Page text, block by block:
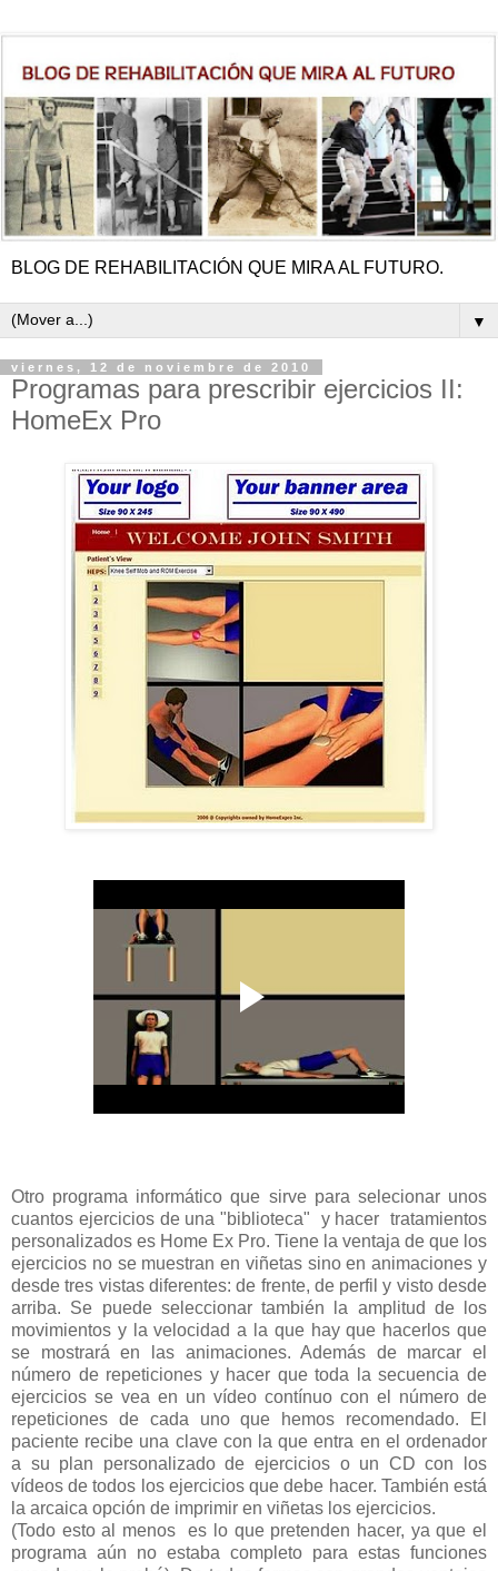
BLOG DE REHABILITACIÓN QUE MIRA AL FUTURO.
▼
viernes, 12 de noviembre de 2010
Programas para prescribir ejercicios II:
HomeEx Pro
Otro programa informático que sirve para selecionar unos
cuantos ejercicios de una "biblioteca" y hacer tratamientos
personalizados es Home Ex Pro. Tiene la ventaja de que los
ejercicios no se muestran en viñetas sino en animaciones y
desde tres vistas diferentes: de frente, de perfil y visto desde
arriba. Se puede seleccionar también la amplitud de los
movimientos y la velocidad a la que hay que hacerlos que
se mostrará en las animaciones. Además de marcar el
número de repeticiones y hacer que toda la secuencia de
ejercicios se vea en un vídeo contínuo con el número de
repeticiones de cada uno que hemos recomendado. El
paciente recibe una clave con la que entra en el ordenador
a su plan personalizado de ejercicios o un CD con los
vídeos de todos los ejercicios que debe hacer. También está
la arcaica opción de imprimir en viñetas los ejercicios.
(Todo esto al menos es lo que pretenden hacer, ya que el
programa aún no estaba completo para estas funciones